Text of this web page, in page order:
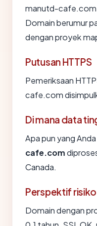
manutd-cafe.com
Domain berumur
dengan proyek
Putusan HTTPS
Pemeriksaan
cafe.com
Di mana data
Apa pun yang
cafe.com
Canada.
Perspektif risiko
Domain dengan